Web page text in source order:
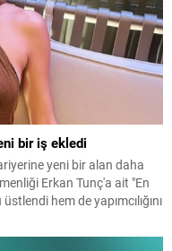
bir iş ekledi
yeni bir alan daha
Erkan Tunç'a ait "En
hem de yapımcılığını